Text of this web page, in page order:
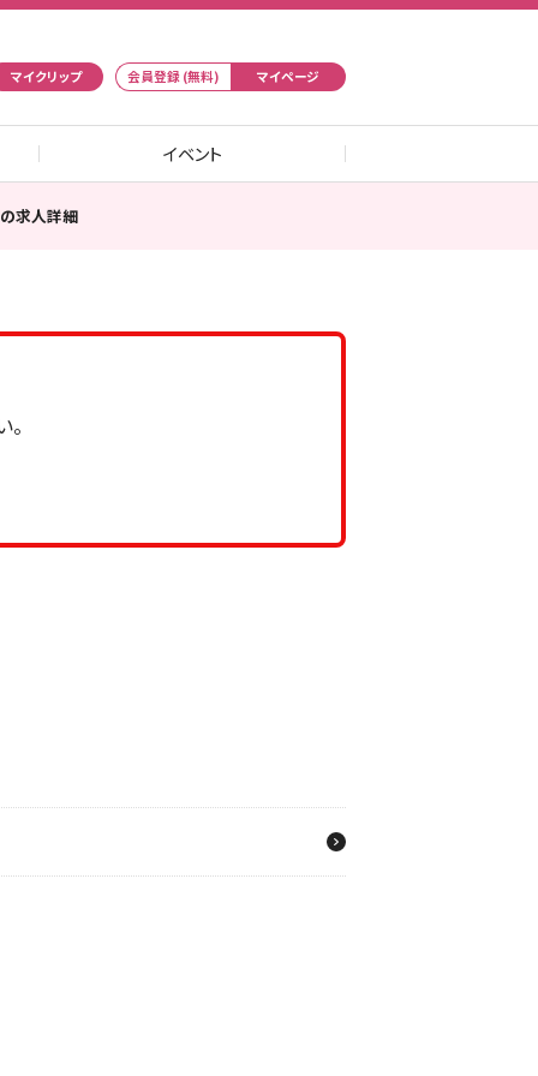
マイクリップ 会員登録 (無料) マイページ
イベント
の求人詳細